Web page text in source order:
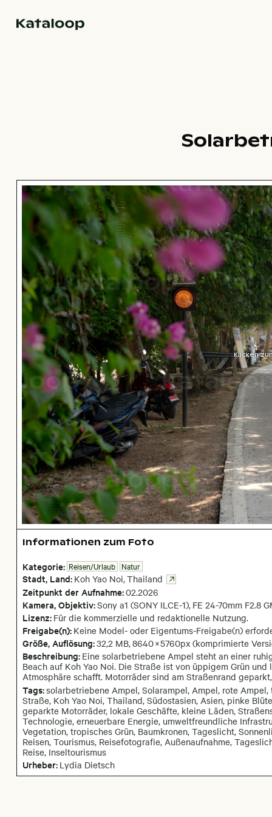
Klicken
Informationen zum Foto
Kategorie: Reisen/Urlaub Natur
Stadt, Land: Koh Yao Noi,Thailand
Zeitpunkt der Aufnahme:02.2026
Kamera, Objektiv:Sony a1 (SONY ILCE-1), FE 24-70mm F2.8
Lizenz: Für die kommerzielle und redaktionelle Nutzung.
Freigabe(n): Keine Model- oder Eigentums-Freigabe(n)
Größe, Auflösung:32,2 MB,8640×5760px (komprimierte
Beschreibung: Eine solarbetriebene Ampel steht an einer
Beach auf Koh Yao Noi. Die Straße ist von üppigem Grün
Atmosphäre schafft. Motorräder sind am Straßenrand
Tags:solarbetriebene Ampel, Solarampel, Ampel, rote
Straße, Koh Yao Noi, Thailand, Südostasien, Asien, pinke
geparkte Motorräder, lokale Geschäfte, kleine Läden,
Technologie, erneuerbare Energie, umweltfreundliche
Vegetation, tropisches Grün, Baumkronen, Tageslicht,
Reisen, Tourismus, Reisefotografie, Außenaufnahme,
Reise, Inseltourismus
Urheber: Lydia Dietsch